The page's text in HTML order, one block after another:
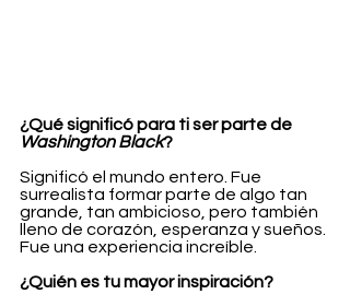
¿Qué significó para ti ser parte de
Washington Black?
Significó el mundo entero. Fue
surrealista formar parte de algo tan
grande, tan ambicioso, pero también
lleno de corazón, esperanza y sueños.
Fue una experiencia increíble.
¿Quién es tu mayor inspiración?